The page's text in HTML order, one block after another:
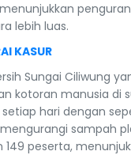
lebih luas.
KASUR
Sungai Ciliwung
kotoran manusia di
hari dengan
sampah
peserta,